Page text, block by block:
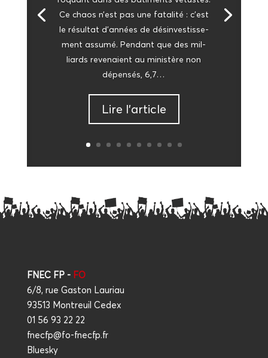
Ce chaos n’est pas une fata­li­té : c’est
le résul­tat d’an­nées de dés­in­ves­tis­se­
ment assu­mé. Pen­dant que des mil­
liards reve­naient au minis­tère non
dépen­sés, 6,7…
Lire l’ar­ticle
FNEC FP -FO
6/8, rue Gaston Lauriau
93513 Montreuil Cedex
01 56 93 22 22
fnecfp@fo-fnecfp.fr
Bluesky